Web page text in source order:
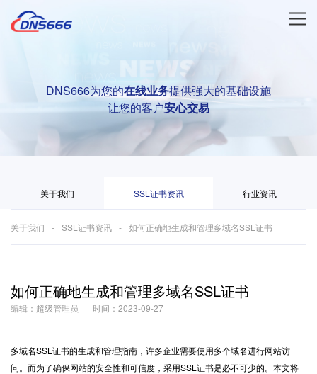
DNS666为您的在线业务提供强大的基础设施
让您的客户安心交易
关于我们 SSL证书资讯 行业资讯
关于我们 SSL证书资讯 如何正确地生成和管理多域名SSL证书
如何正确地生成和管理多域名SSL证书
编辑：超级管理员 时间：2023-09-27
多域名SSL证书的生成和管理指南，许多企业需要使用多个域名进行网站访
问。而为了确保网站的安全性和可信度，采用SSL证书是必不可少的。本文将